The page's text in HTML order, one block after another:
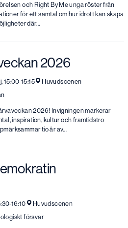
och Right By Me unga röster från
för ett samtal om hur idrott kan skapa
där…
2026
15:00-15:15
Huvudscenen
2026! Invigningen markerar
inspiration, kultur och framtidstro
tio år av…
16:10
Huvudscenen
försvar